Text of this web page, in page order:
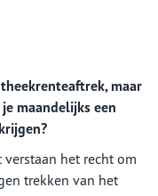
maar
maandelijks een
het recht om
trekken van het